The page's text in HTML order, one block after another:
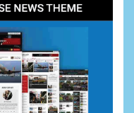
Pemilu
di
Perkuat
Siber